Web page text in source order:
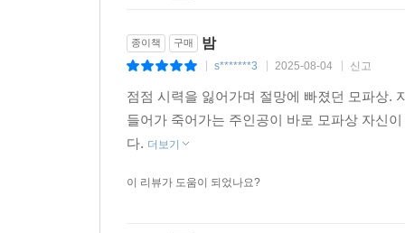
마련 아닌가. 악몽에서 깨어났을 때의 안도감!
하지만 그는 결국 깨어나지 못했다. 그리고 몇 년
_‘옮긴이의 말’에서
종이책 구매 밤
s*******3 2025-08-04 신고
점점 시력을 잃어가며 절망에 빠졌던 모파상.
들어가 죽어가는 주인공이 바로 모파상 자신
다. 더보기
이 리뷰가 도움이 되었나요?